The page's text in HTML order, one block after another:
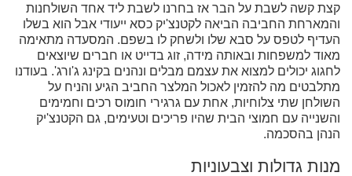
קצת קשה לשבת על הבר אז בחרנו לשבת ליד אחד השולחנות
והמארחת החביבה הביאה לקטנצ'יק כסא ייעודי אבל הוא בשלו
העדיף לטפס על סבא שלו ולשחק לו בשפם. המסעדה מתאימה
מאוד למשפחות ובאותה מידה, זוג בדייט או חברים שיוצאים
לחגוג יכולים למצוא את עצמם מבלים ונהנים בקינג ג'ורג'. בעודנו
מתלבטים מה להזמין לאכול המלצר החביב הגיע והניח על
השולחן שתי צלוחיות, אחת עם גרגירי חומוס רכים וחמימים
והשנייה עם חמוצי הבית שהיו פריכים וטעימים, גם הקטנצ'יק
הנהן בהסכמה.
מנות גדולות וצבעוניות